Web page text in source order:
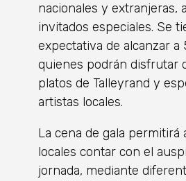
nacionales y extranjeras,
invitados especiales. Se
expectativa de alcanzar a
quienes podrán disfrutar
platos de Talleyrand y
artistas locales.
La cena de gala permitirá
locales contar con el
jornada, mediante